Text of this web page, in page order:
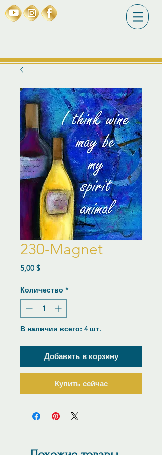
230-Magnet
5,00 $Цена
Количество *
В наличии всего: 4 шт.
Добавить в корзину
Купить сейчас